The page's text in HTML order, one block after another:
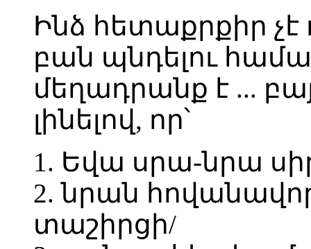
Ինձ հետաքրքիր չէ
բան պնդելու
մեղադրանք է ...
լինելով, որ՝
1. Եվա սրա-նրա
2. նրան
տաշիրցի/